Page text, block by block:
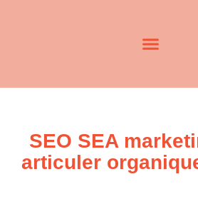
SEO SEA
articuler